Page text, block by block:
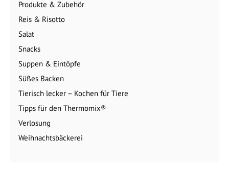
Produkte & Zubehör
Reis & Risotto
Salat
Snacks
Suppen & Eintöpfe
Süßes Backen
Tierisch lecker – Kochen für Tiere
Tipps für den Thermomix®
Verlosung
Weihnachtsbäckerei